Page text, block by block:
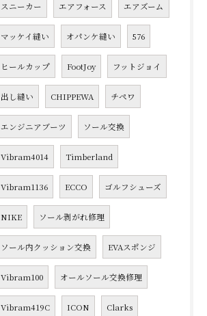
スニーカー エアフォース エアズーム
マッケイ縫い オパンケ縫い 576
ヒールカップ FootJoy フットジョイ
出し縫い CHIPPEWA チペワ
エンジニアブーツ ソール交換
Vibram4014 Timberland
Vibram1136 ECCO ゴルフシューズ
NIKE ソール剥がれ修理
ソール内クッション交換 EVAスポンジ
Vibram100 オールソール交換修理
Vibram419C ICON Clarks